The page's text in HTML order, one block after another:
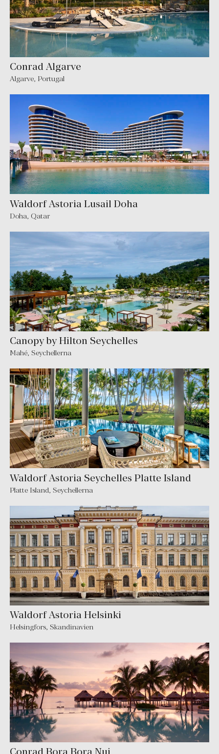
Conrad Algarve
Algarve, Portugal
Waldorf Astoria Lusail Doha
Doha, Qatar
Canopy by Hilton Seychelles
Mahé, Seychellerna
Waldorf Astoria Seychelles Platte Island
Platte Island, Seychellerna
Waldorf Astoria Helsinki
Helsingfors, Skandinavien
Conrad Bora Bora Nui